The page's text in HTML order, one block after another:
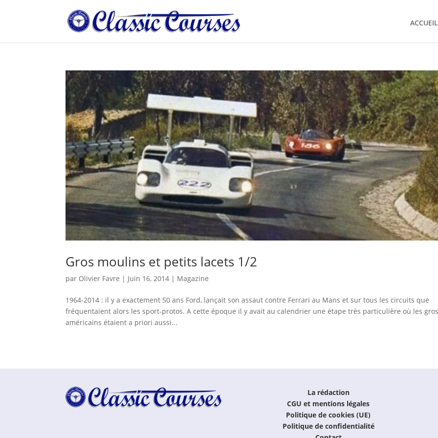
ACCUEIL
Gros moulins et petits lacets 1/2
par Olivier Favre | Juin 16, 2014 | Magazine
1964-2014 : il y a exactement 50 ans Ford, lançait son assaut contre Ferrari au Mans et sur tous les circuits que
fréquentaient alors les sport-protos. A cette époque il y avait au calendrier une étape très particulière où les
américains étaient a priori aussi...
La rédaction
CGU et mentions légales
Politique de cookies (UE)
Politique de confidentialité